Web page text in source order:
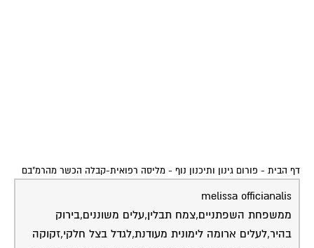
melissa officianalis
ממשפחת השפתניים,צמח תבלין,עלים משוננים,בירוק
בהיר,לעלים ארומה לימונית מעודנת,לגדל בצל חלקי,זקוקה
להשקיה מסודרת,ואדמה מנוקזת.צמח מרגיע,מונע הצטננות,